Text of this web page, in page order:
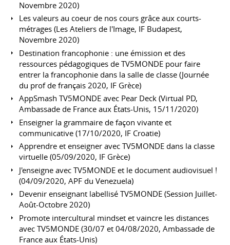
Novembre 2020)
Les valeurs au coeur de nos cours grâce aux courts-
métrages (Les Ateliers de l'Image, IF Budapest,
Novembre 2020)
Destination francophonie : une émission et des
ressources pédagogiques de TV5MONDE pour faire
entrer la francophonie dans la salle de classe (Journée
du prof de français 2020, IF Grèce)
AppSmash TV5MONDE avec Pear Deck (Virtual PD,
Ambassade de France aux États-Unis, 15/11/2020)
Enseigner la grammaire de façon vivante et
communicative (17/10/2020, IF Croatie)
Apprendre et enseigner avec TV5MONDE dans la classe
virtuelle (05/09/2020, IF Grèce)
J'enseigne avec TV5MONDE et le document audiovisuel !
(04/09/2020, APF du Venezuela)
Devenir enseignant labellisé TV5MONDE (Session Juillet-
Août-Octobre 2020)
Promote intercultural mindset et vaincre les distances
avec TV5MONDE (30/07 et 04/08/2020, Ambassade de
France aux États-Unis)